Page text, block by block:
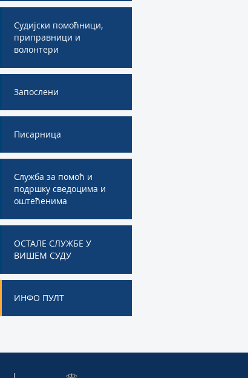
Судијски помоћници,
приправници и
волонтери
Запослени
Писарница
Служба за помоћ и
подршку сведоцима и
оштећенима
ОСТАЛЕ СЛУЖБЕ У
ВИШЕМ СУДУ
ИНФО ПУЛТ